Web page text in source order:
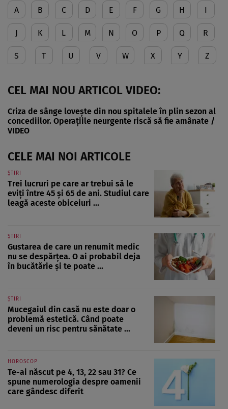
A B C D E F G H I
J K L M N O P Q R
S T U V W X Y Z
CEL MAI NOU ARTICOL VIDEO:
Criza de sânge lovește din nou spitalele în plin sezon al
concediilor. Operațiile neurgente riscă să fie amânate /
VIDEO
CELE MAI NOI ARTICOLE
ȘTIRI
Trei lucruri pe care ar trebui să le
eviți între 45 și 65 de ani. Studiul care
leagă aceste obiceiuri ...
ȘTIRI
Gustarea de care un renumit medic
nu se despărțea. O ai probabil deja
în bucătărie și te poate ...
ȘTIRI
Mucegaiul din casă nu este doar o
problemă estetică. Când poate
deveni un risc pentru sănătate ...
HOROSCOP
Te-ai născut pe 4, 13, 22 sau 31? Ce
spune numerologia despre oamenii
care gândesc diferit